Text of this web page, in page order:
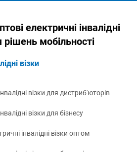
електричні інвалідні
рішень мобільності
візки
візки для дистриб'юторів
візки для бізнесу
інвалідні візки оптом